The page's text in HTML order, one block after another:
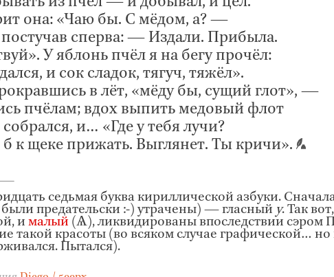
она: «Чаю бы. С мёдом, а? —
постучав сперва: — Издали. Прибыла.
У яблонь пчёл я на бегу прочёл:
и сок сладок, тягуч, тяжёл».
в лёт, «мёду бы, сущий глот», —
пчёлам; вдох выпить медовый флот
и… «Где у тебя лучи?
к щеке прижать. Выглянет. Ты кричи».
седьмая буква кириллической азбуки.
предательски :-) утрачены) — гласный у. Так
и малый (Ѧ), ликвидированы впоследствии сэром
такой красоты (во всяком случае графической…
Пытался).